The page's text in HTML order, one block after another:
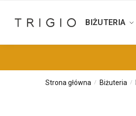
BIŻUTERIA
Strona główna / Biżuteria /